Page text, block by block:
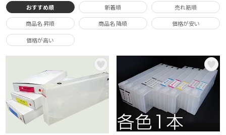
おすすめ順
新着順 売れ筋順
商品名 昇順 商品名 降順 価格が安い
価格が高い